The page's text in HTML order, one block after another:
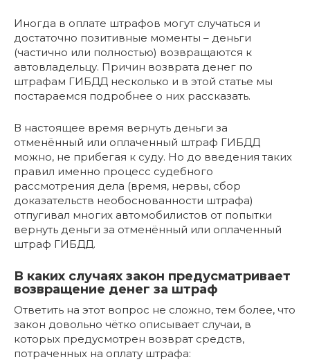
Иногда в оплате штрафов могут случаться и
достаточно позитивные моменты – деньги
(частично или полностью) возвращаются к
автовладельцу. Причин возврата денег по
штрафам ГИБДД несколько и в этой статье мы
постараемся подробнее о них рассказать.
В настоящее время вернуть деньги за
отменённый или оплаченный штраф ГИБДД
можно, не прибегая к суду. Но до введения таких
правил именно процесс судебного
рассмотрения дела (время, нервы, сбор
доказательств необоснованности штрафа)
отпугивал многих автомобилистов от попытки
вернуть деньги за отменённый или оплаченный
штраф ГИБДД.
В каких случаях закон предусматривает
возвращение денег за штраф
Ответить на этот вопрос не сложно, тем более, что
закон довольно чётко описывает случаи, в
которых предусмотрен возврат средств,
потраченных на оплату штрафа: